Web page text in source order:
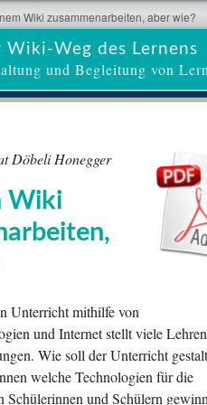
Wiki-Weg des Lernens
und Begleitung von
Wiki zusammenarbeiten, aber wie?
Döbeli Honegger
Wiki
Unterricht mithilfe von
und Internet stellt viele
Wie soll der Unterricht
welche Technologien für die
Schülerinnen und Schülern